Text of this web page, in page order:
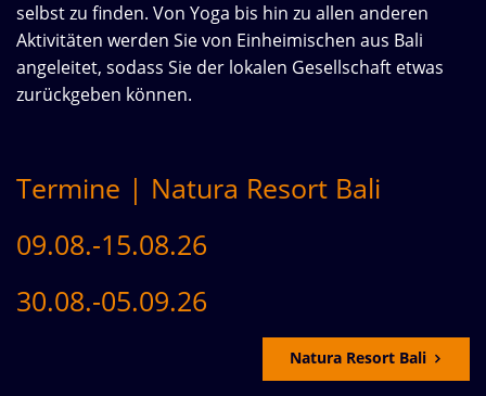
selbst zu finden. Von Yoga bis hin zu allen anderen
Aktivitäten werden Sie von Einheimischen aus Bali
angeleitet, sodass Sie der lokalen Gesellschaft etwas
zurückgeben können.
Termine | Natura Resort Bali
09.08.-15.08.26
30.08.-05.09.26
Natura Resort Bali